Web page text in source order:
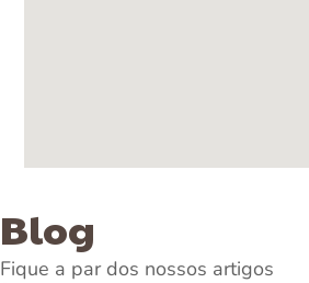
Blog
Fique a par dos nossos artigos